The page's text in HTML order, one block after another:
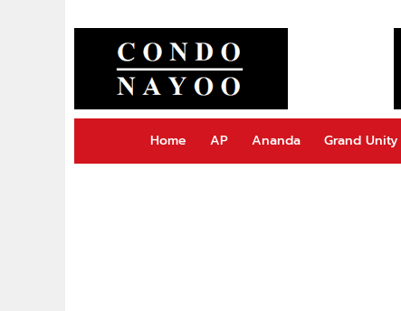
Home AP Ananda Grand Unity